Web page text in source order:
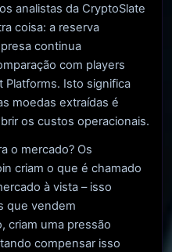
analistas da CryptoSlate
coisa: a reserva
continua
com players
Platforms. Isto significa
moedas extraídas é
os custos operacionais.
o mercado? Os
criam o que é chamado
à vista – isso
que vendem
criam uma pressão
compensar isso